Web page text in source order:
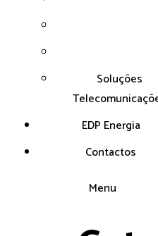
Soluções
EDP Energia
Contactos
Menu